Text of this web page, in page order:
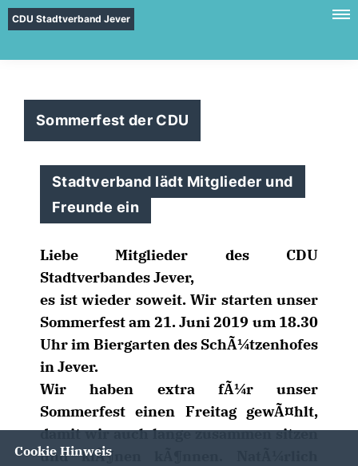
CDU Stadtverband Jever
Sommerfest der CDU
Stadtverband lädt Mitglieder und
Freunde ein
Liebe Mitglieder des CDU
Stadtverbandes Jever,
es ist wieder soweit. Wir starten unser
Sommerfest am 21. Juni 2019 um 18.30
Uhrim Biergarten des SchÃ¼tzenhofes
in Jever.
Wir haben extra fÃ¼r unser
Sommerfest einen Freitag gewÃ¤hlt,
damit wir auch lange zusammen sitzen
und klÃ¶nen kÃ¶nnen. NatÃ¼rlich
Cookie Hinweis